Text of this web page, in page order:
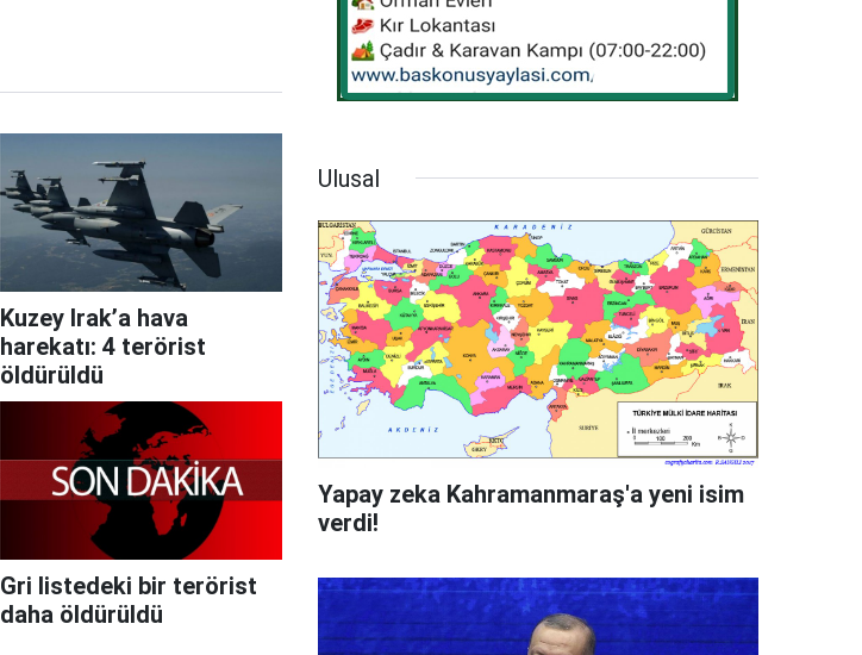
Kuzey Irak’a hava
harekatı: 4 terörist
öldürüldü
Gri listedeki bir terörist
daha öldürüldü
Ulusal
Yapay zeka Kahramanmaraş'a yeni isim
verdi!